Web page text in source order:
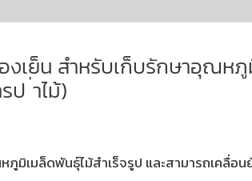
เย็น สำหรับเก็บรักษาอุณห
ป ่าไม้)
มิเมล็ดพันธุ์ไม้สำเร็จรูป และสามารถเคลื่